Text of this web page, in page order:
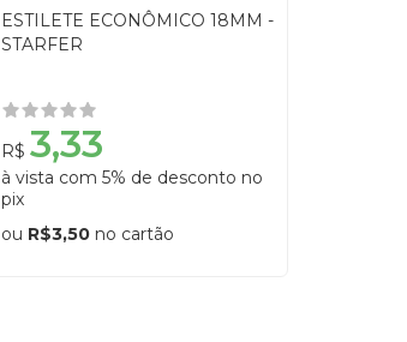
ESTILETE ECONÔMICO 18MM -
STARFER
R$ 3,33
à vista com 5% de desconto no
pix
ou R$3,50no cartão